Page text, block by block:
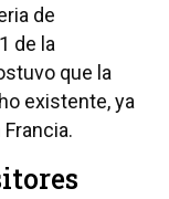
de
de la
que la
existente, ya